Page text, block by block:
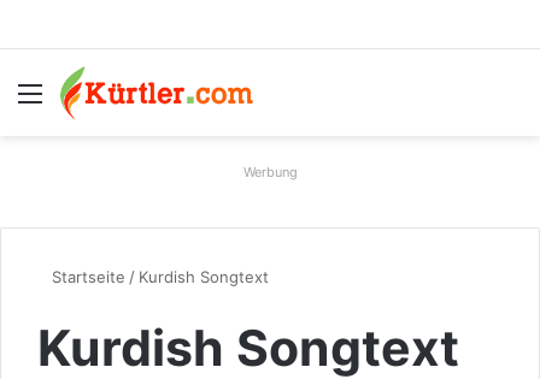
Menü
Werbung
Startseite / Kurdish Songtext
Kurdish Songtext